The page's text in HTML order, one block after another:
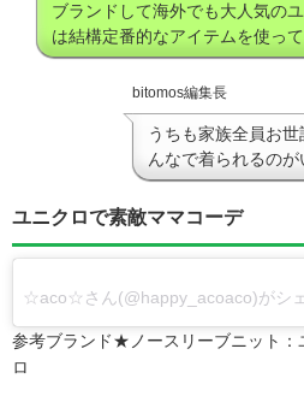
ブランドして海外でも大人気の
は結構定番的なアイテムを使っ
bitomos編集長
うちも家族全員お
んなで着られるのが
ユニクロで素敵ママコーデ
☆aco☆さん(@happy_acoaco)がシ
参考ブランド★ノースリーブニット：
ロ